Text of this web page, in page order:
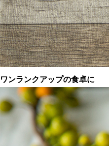
ワンランクアップの食卓に